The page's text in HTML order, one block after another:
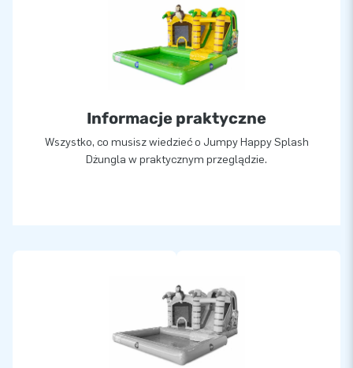
Informacje praktyczne
Wszystko, co musisz wiedzieć o Jumpy Happy Splash
Dżungla w praktycznym przeglądzie.